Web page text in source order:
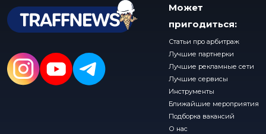
Может
пригодиться:
Статьи про арбитраж
Лучшие партнерки
Лучшие рекламные сети
Лучшие сервисы
Инструменты
Ближайшие мероприятия
Подборка вакансий
О нас